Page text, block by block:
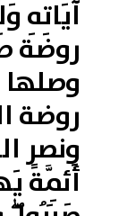
آيَاتِهِ
روضة
روضة
ونصر
أَئِمَّةً